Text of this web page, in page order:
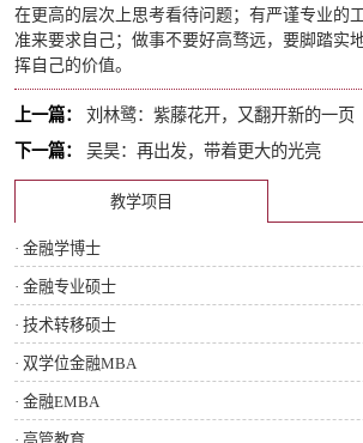
在更高的层次上思考看待问题；有严谨专业的
准来要求自己；做事不要好高骛远，要脚踏实
挥自己的价值。
上一篇：
刘林鹭：紫藤花开，又翻开新的一页
下一篇：
吴昊：再出发，带着更大的光亮
教学项目
· 金融学博士
· 金融专业硕士
· 技术转移硕士
· 双学位金融MBA
· 金融EMBA